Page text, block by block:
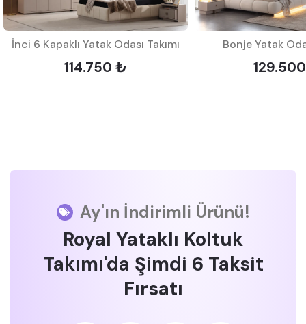
İnci 6 Kapaklı Yatak Odası Takımı
114.750 ₺
Bonje Yatak
Ay'ın İndirimli Ürünü!
Royal Yataklı Koltuk
Takımı'da Şimdi 6 Taksit
Fırsatı